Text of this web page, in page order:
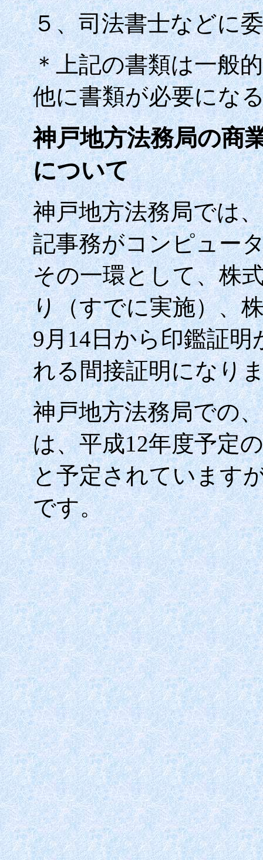
５、司法書士などに
＊上記の書類は一般
他に書類が必要にな
神戸地方法務局の商
について
神戸地方法務局では
記事務がコンピュー
その一環として、株
り（すでに実施）、
9月14日から印鑑証明
れる間接証明になり
神戸地方法務局での、
は、平成12年度予定
と予定されています
です。